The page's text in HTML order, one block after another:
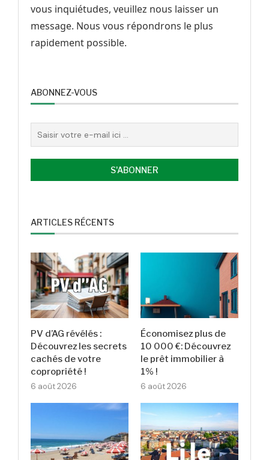
vous inquiétudes, veuillez nous laisser un
message. Nous vous répondrons le plus
rapidement possible.
ABONNEZ-VOUS
ARTICLES RÉCENTS
PV d’AG révélés :
Découvrez les secrets
cachés de votre
copropriété !
6 août 2026
Économisez plus de
10 000 €: Découvrez
le prêt immobilier à
1% !
6 août 2026